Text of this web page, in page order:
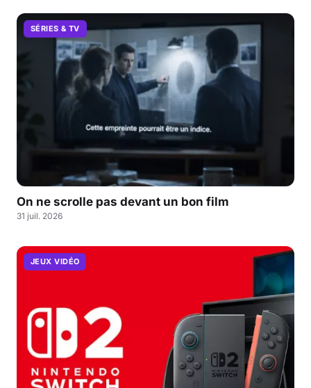
SÉRIES & TV
On ne scrolle pas devant un bon film
31 juil. 2026
JEUX VIDÉO